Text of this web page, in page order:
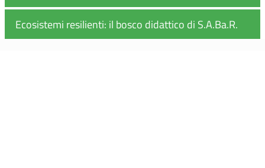
Ecosistemi resilienti: il bosco didattico di S.A.Ba.R.